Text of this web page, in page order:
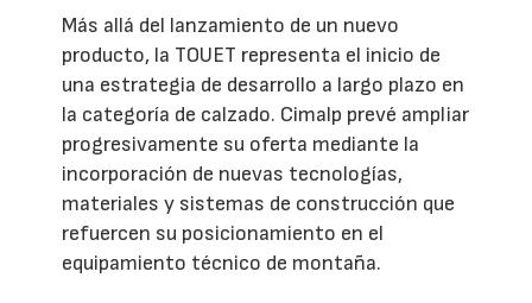
Más allá del lanzamiento de un nuevo
producto, la TOUET representa el inicio de
una estrategia de desarrollo a largo plazo en
la categoría de calzado. Cimalp prevé ampliar
progresivamente su oferta mediante la
incorporación de nuevas tecnologías,
materiales y sistemas de construcción que
refuercen su posicionamiento en el
equipamiento técnico de montaña.